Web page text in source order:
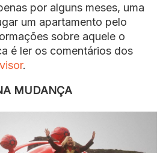
por alguns meses, uma
um apartamento pelo
sobre aquele o
é ler os comentários dos
.
MUDANÇA